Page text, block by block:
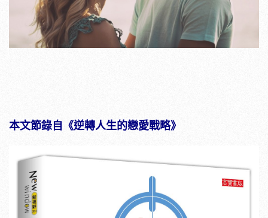
本文節錄自《逆轉人生的戀愛戰略》